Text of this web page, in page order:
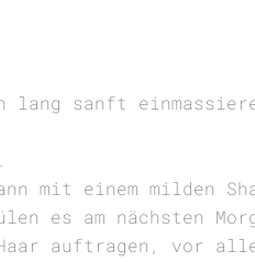
sanft
einem milden
es am nächsten
auftragen, vor